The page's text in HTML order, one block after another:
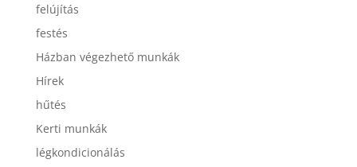
felújítás
festés
Házban végezhető munkák
Hírek
hűtés
Kerti munkák
légkondicionálás